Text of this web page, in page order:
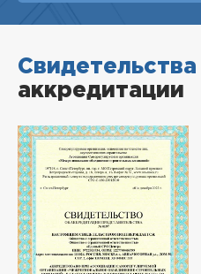
Свидетельства
аккредитации